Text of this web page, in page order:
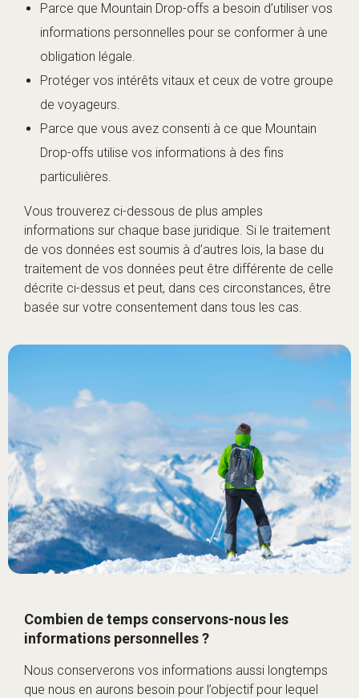
Parce que Mountain Drop-offs a besoin d’utiliser vos
informations personnelles pour se conformer à une
obligation légale.
Protéger vos intérêts vitaux et ceux de votre groupe
de voyageurs.
Parce que vous avez consenti à ce que Mountain
Drop-offs utilise vos informations à des fins
particulières.
Vous trouverez ci-dessous de plus amples
informations sur chaque base juridique. Si le traitement
de vos données est soumis à d’autres lois, la base du
traitement de vos données peut être différente de celle
décrite ci-dessus et peut, dans ces circonstances, être
basée sur votre consentement dans tous les cas.
Combien de temps conservons-nous les
informations personnelles ?
Nous conserverons vos informations aussi longtemps
que nous en aurons besoin pour l’objectif pour lequel